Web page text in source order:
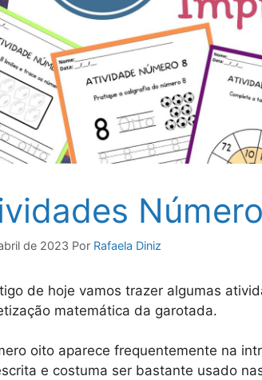
de 2023 Por Rafaela Diniz
de hoje vamos trazer algumas
matemática da garotada.
oito aparece frequentemente na
e costuma ser bastante usado